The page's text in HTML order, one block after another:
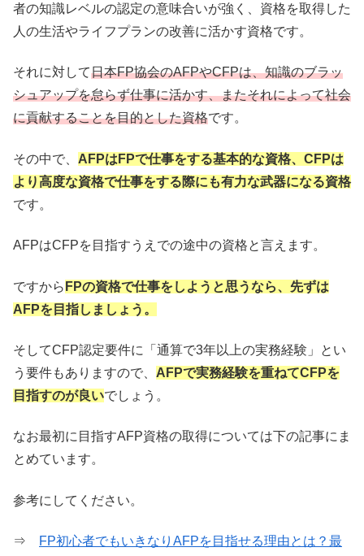
者の知識レベルの認定の意味合いが強く、資格を取得した
人の生活やライフプランの改善に活かす資格です。
それに対して日本FP協会のAFPやCFPは、知識のブラッ
シュアップを怠らず仕事に活かす、またそれによって社会
に貢献することを目的とした資格です。
その中で、 AFPはFPで仕事をする基本的な資格、CFPは
より高度な資格で仕事をする際にも有力な武器になる資格
です。
AFPはCFPを目指すうえでの途中の資格と言えます。
ですから FPの資格で仕事をしようと思うなら、先ずは
AFPを目指しましょう。
そしてCFP認定要件に「通算で3年以上の実務経験」とい
う要件もありますので、 AFPで実務経験を重ねてCFPを
目指すのが良いでしょう。
なお最初に目指すAFP資格の取得については下の記事にま
とめています。
参考にしてください。
⇒ FP初心者でもいきなりAFPを目指せる理由とは？最